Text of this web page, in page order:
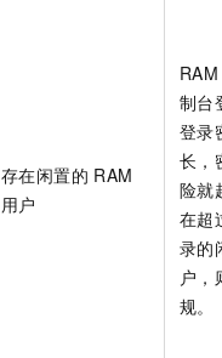
存在闲置的 RAM
用户
制台
登录
长，
险就
在超
录的
户，
规。